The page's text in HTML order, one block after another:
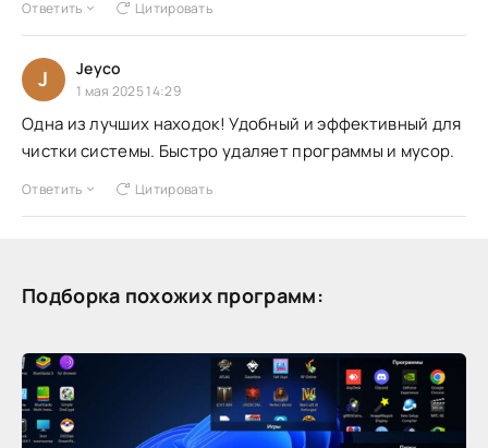
Ответить Цитировать
J Jeyco
1 мая 2025 14:29
Одна из лучших находок! Удобный и эффективный для
чистки системы. Быстро удаляет программы и мусор.
Ответить Цитировать
Подборка похожих программ: